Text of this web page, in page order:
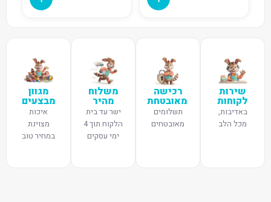
שירות
לקוחות
באדיבות,
מכל הלב
רכישה
מאובטחת
תשלומים
מאובטחים
משלוח
מהיר
ישר עד בית
הלקוח תוך 4
ימי עסקים
מגוון
מבצעים
איכות
מצוינת
במחיר טוב